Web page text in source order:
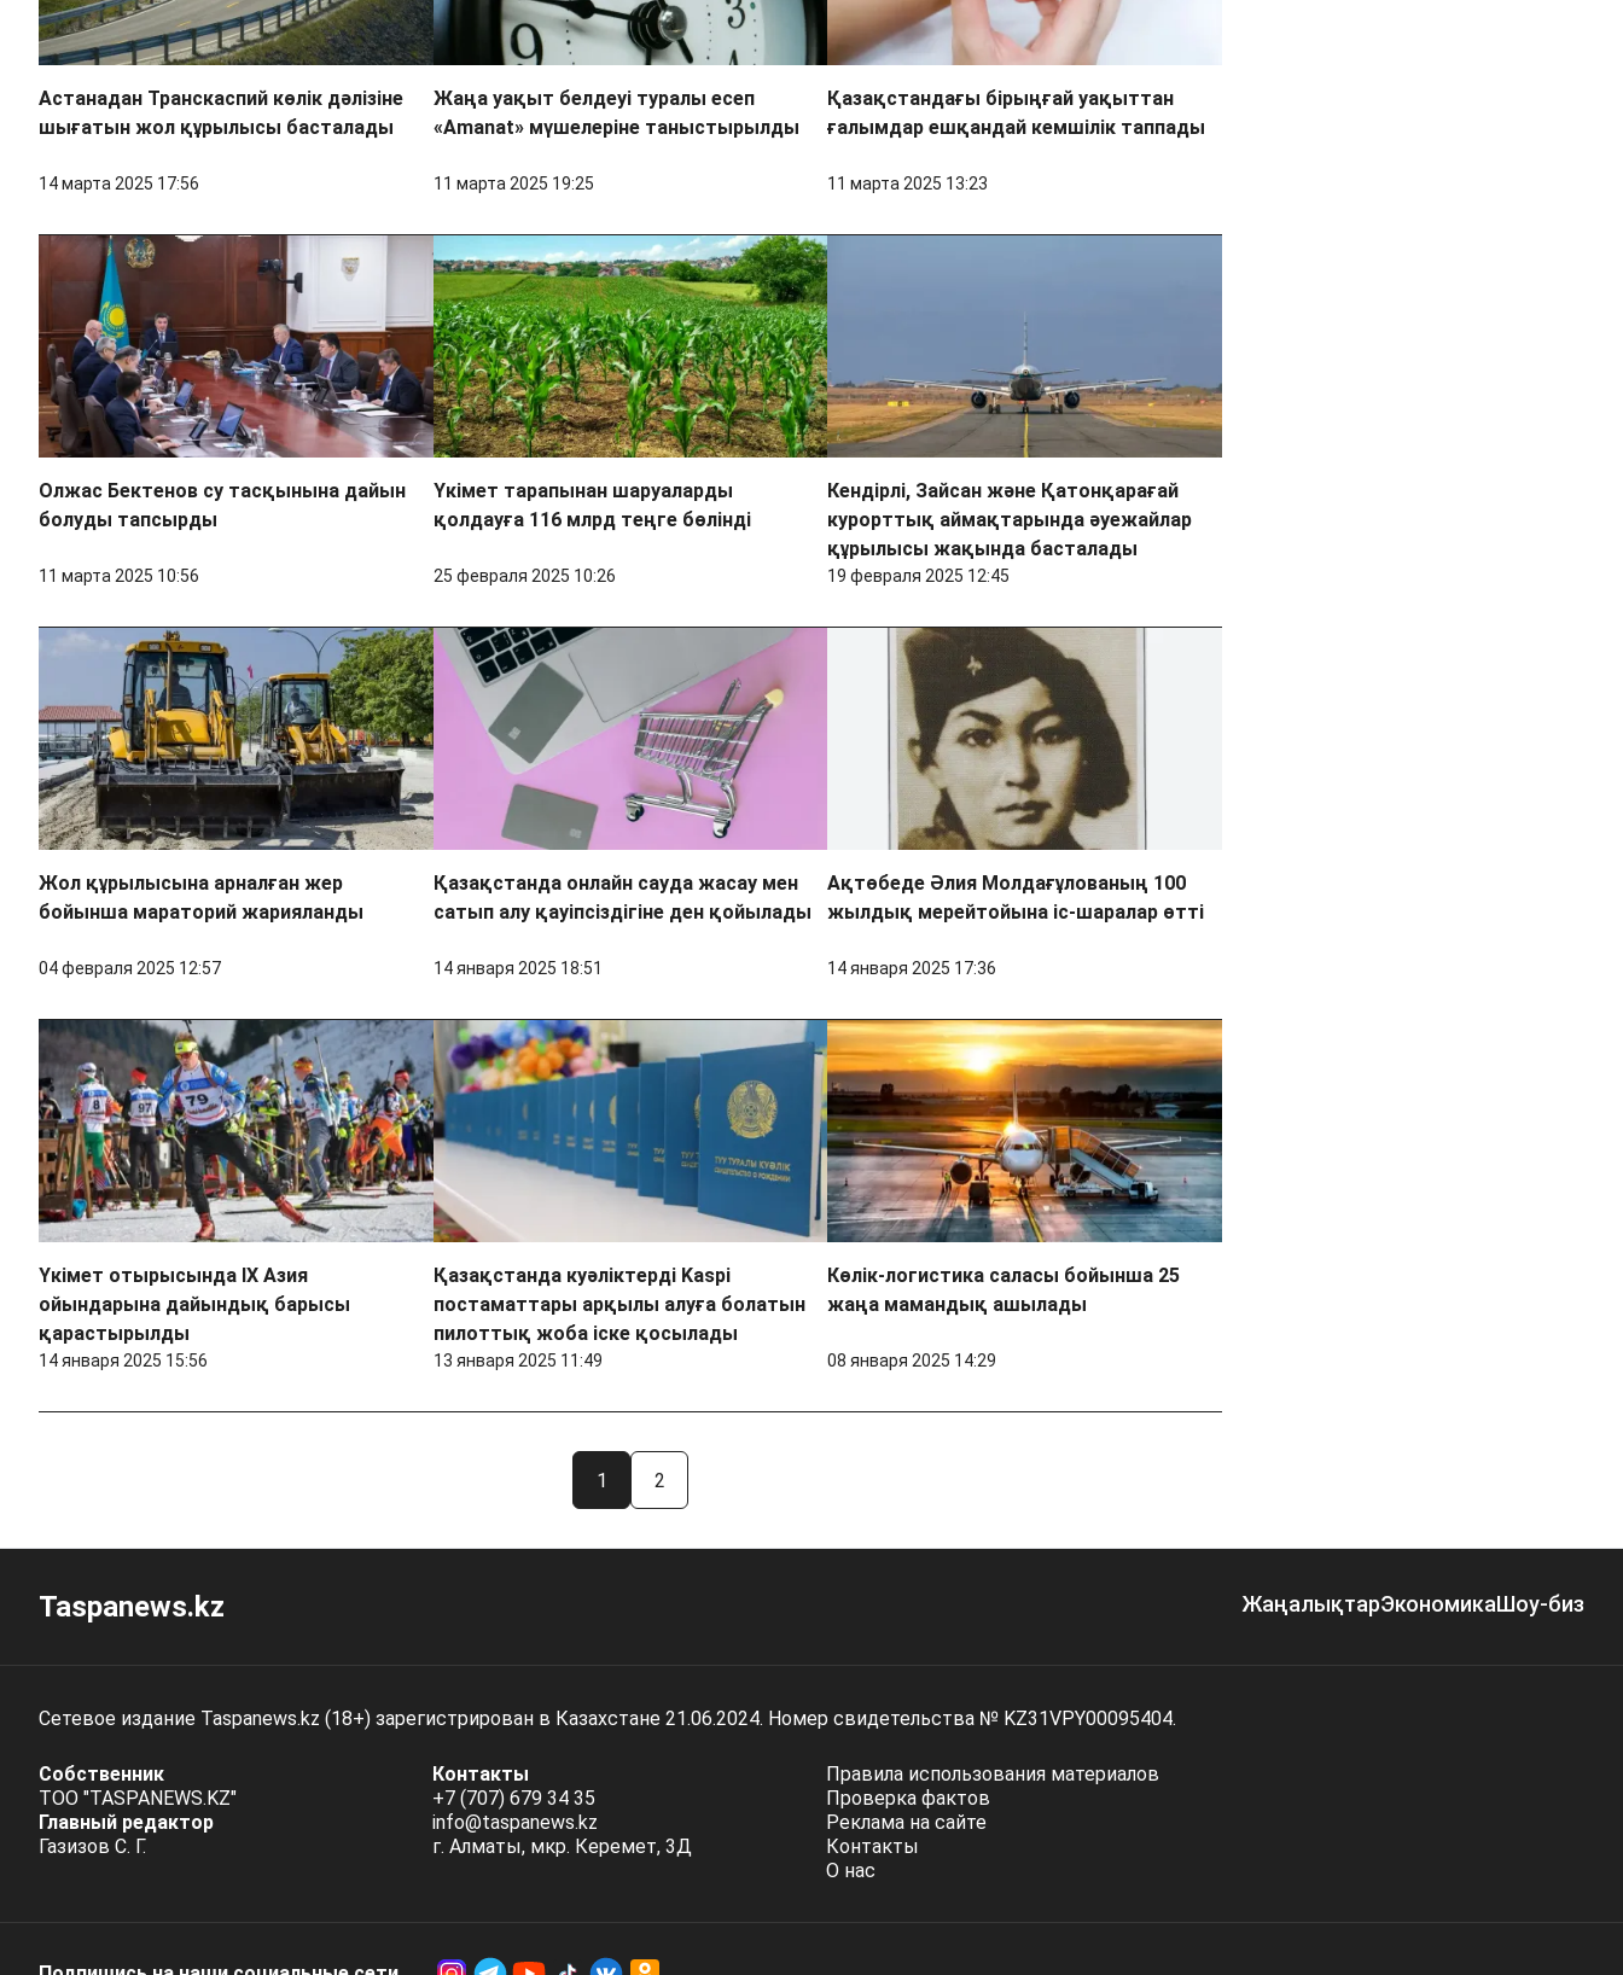
Астанадан Транскаспий көлік дәлізіне
шығатын жол құрылысы басталады
14 марта 2025 17:56
Жаңа уақыт белдеуі туралы есеп
«Аmanat» мүшелеріне таныстырылды
11 марта 2025 19:25
Қазақстандағы бірыңғай уақыттан
ғалымдар ешқандай кемшілік таппады
11 марта 2025 13:23
Олжас Бектенов су тасқынына дайын
болуды тапсырды
11 марта 2025 10:56
Үкімет тарапынан шаруаларды
қолдауға 116 млрд теңге бөлінді
25 февраля 2025 10:26
Кендірлі, Зайсан және Қатонқарағай
курорттық аймақтарында әуежайлар
құрылысы жақында басталады
19 февраля 2025 12:45
Жол құрылысына арналған жер
бойынша мараторий жарияланды
04 февраля 2025 12:57
Қазақстанда онлайн сауда жасау мен
сатып алу қауіпсіздігіне ден қойылады
14 января 2025 18:51
Ақтөбеде Әлия Молдағұлованың 100
жылдық мерейтойына іс-шаралар өтті
14 января 2025 17:36
Үкімет отырысында IX Азия
ойындарына дайындық барысы
қарастырылды
14 января 2025 15:56
Қазақстанда куәліктерді Kaspi
постаматтары арқылы алуға болатын
пилоттық жоба іске қосылады
13 января 2025 11:49
Көлік-логистика саласы бойынша 25
жаңа мамандық ашылады
08 января 2025 14:29
1 2
Taspanews.kz ЖаңалықтарЭкономикаШоу-биз
Сетевое издание Taspanews.kz (18+) зарегистрирован в Казахстане 21.06.2024. Номер свидетельства № KZ31VPY00095404.
Собственник
ТОО "TASPANEWS.KZ"
Главный редактор
Газизов С. Г.
Контакты
+7 (707) 679 34 35
info@taspanews.kz
г. Алматы, мкр. Керемет, 3Д
Правила использования материалов
Проверка фактов
Реклама на сайте
Контакты
О нас